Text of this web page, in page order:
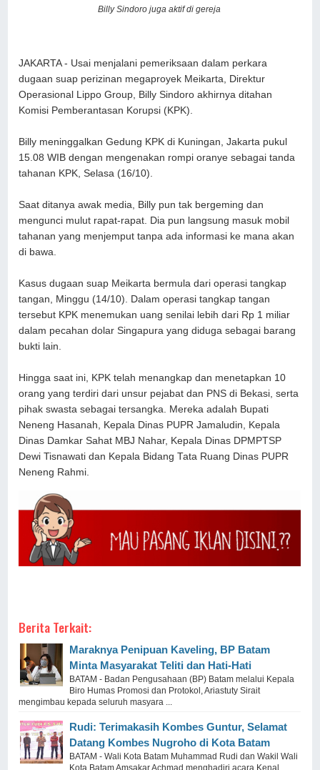
Billy Sindoro juga aktif di gereja
JAKARTA - Usai menjalani pemeriksaan dalam perkara
dugaan suap perizinan megaproyek Meikarta, Direktur
Operasional Lippo Group, Billy Sindoro akhirnya ditahan
Komisi Pemberantasan Korupsi (KPK).
Billy meninggalkan Gedung KPK di Kuningan, Jakarta pukul
15.08 WIB dengan mengenakan rompi oranye sebagai tanda
tahanan KPK, Selasa (16/10).
Saat ditanya awak media, Billy pun tak bergeming dan
mengunci mulut rapat-rapat. Dia pun langsung masuk mobil
tahanan yang menjemput tanpa ada informasi ke mana akan
di bawa.
Kasus dugaan suap Meikarta bermula dari operasi tangkap
tangan, Minggu (14/10). Dalam operasi tangkap tangan
tersebut KPK menemukan uang senilai lebih dari Rp 1 miliar
dalam pecahan dolar Singapura yang diduga sebagai barang
bukti lain.
Hingga saat ini, KPK telah menangkap dan menetapkan 10
orang yang terdiri dari unsur pejabat dan PNS di Bekasi, serta
pihak swasta sebagai tersangka. Mereka adalah Bupati
Neneng Hasanah, Kepala Dinas PUPR Jamaludin, Kepala
Dinas Damkar Sahat ‎MBJ Nahar, Kepala Dinas DPMPTSP
Dewi Tisnawati dan Kepala Bidang Tata Ruang Dinas PUPR
Neneng Rahmi.
Berita Terkait:
Maraknya Penipuan Kaveling, BP Batam
Minta Masyarakat Teliti dan Hati-Hati
BATAM - Badan Pengusahaan (BP) Batam melalui Kepala
Biro Humas Promosi dan Protokol, Ariastuty Sirait
mengimbau kepada seluruh masyara ...
Rudi: Terimakasih Kombes Guntur, Selamat
Datang Kombes Nugroho di Kota Batam
BATAM - Wali Kota Batam Muhammad Rudi dan Wakil Wali
Kota Batam Amsakar Achmad menghadiri acara Kenal